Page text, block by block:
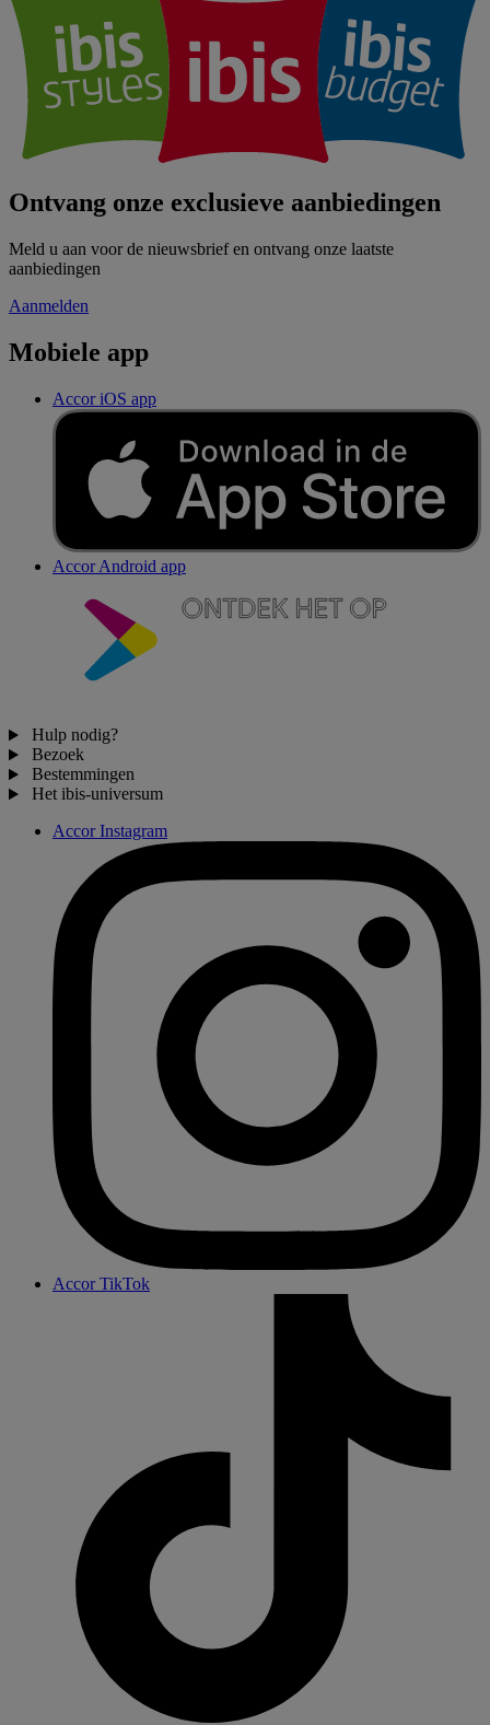
Ontvang onze exclusieve aanbiedingen
Meld u aan voor de nieuwsbrief en ontvang onze laatste
aanbiedingen
Aanmelden
Mobiele app
Accor iOS app
Accor Android app
Hulp nodig?
Bezoek
Bestemmingen
Het ibis-universum
Accor Instagram
Accor TikTok